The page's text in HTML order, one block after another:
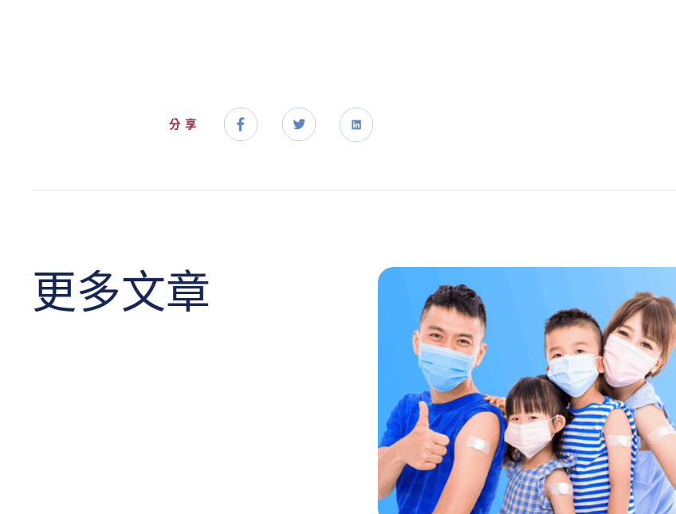
分享
更多文章